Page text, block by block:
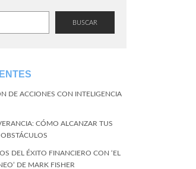
BUSCAR
DE ACCIONES CON INTELIGENCIA
CÓMO ALCANZAR TUS
DEL ÉXITO FINANCIERO CON ‘EL
DE MARK FISHER